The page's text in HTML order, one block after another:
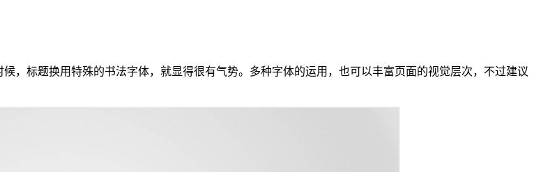
，标题换用特殊的书法字体，就显得很有气势。多种字体的运用，也可以丰富页面的视觉层次，不过建议